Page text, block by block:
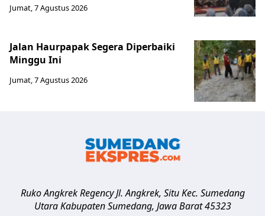
Jumat, 7 Agustus 2026
Jalan Haurpapak Segera Diperbaiki
Minggu Ini
Jumat, 7 Agustus 2026
Ruko Angkrek Regency Jl. Angkrek, Situ Kec. Sumedang
Utara Kabupaten Sumedang, Jawa Barat 45323